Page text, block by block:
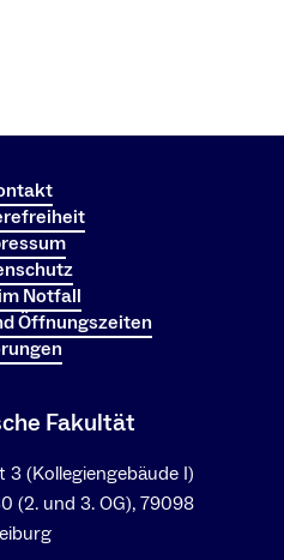
Notfall
Öffnungszeiten
Fakultät
3 (Kollegiengebäude I)
(2. und 3. OG), 79098